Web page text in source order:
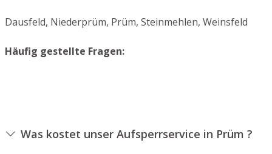
Dausfeld, Niederprüm, Prüm, Steinmehlen, Weinsfeld
Häufig gestellte Fragen:
Was kostet unser Aufsperrservice in Prüm ?